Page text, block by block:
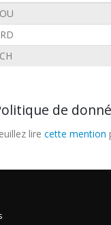
de
lire cette mention